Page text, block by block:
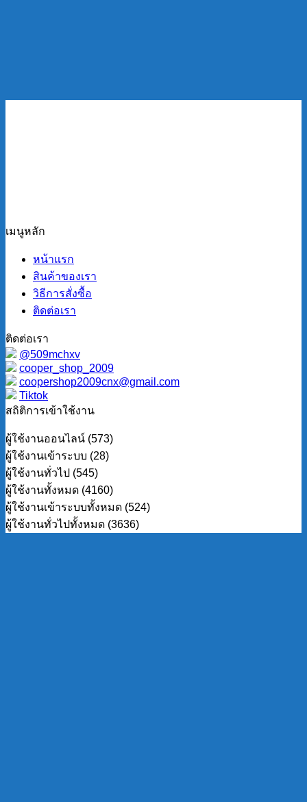
เมนูหลัก
หน้าแรก
สินค้าของเรา
วิธีการสั่งซื้อ
ติดต่อเรา
ติดต่อเรา
@509mchxv
cooper_shop_2009
coopershop2009cnx@gmail.com
Tiktok
สถิติการเข้าใช้งาน
ผู้ใช้งานออนไลน์ (573)
ผู้ใช้งานเข้าระบบ (28)
ผู้ใช้งานทั่วไป (545)
ผู้ใช้งานทั้งหมด (4160)
ผู้ใช้งานเข้าระบบทั้งหมด (524)
ผู้ใช้งานทั่วไปทั้งหมด (3636)